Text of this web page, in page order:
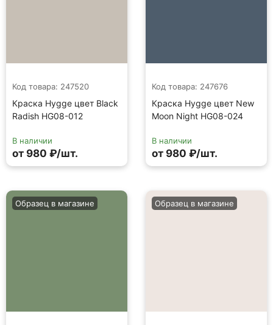
Код товара: 247520
Краска Hygge цвет Black
Radish HG08-012
В наличии
от 980 ₽/шт.
Код товара: 247676
Краска Hygge цвет New
Moon Night HG08-024
В наличии
от 980 ₽/шт.
Образец в магазине Образец в магазине